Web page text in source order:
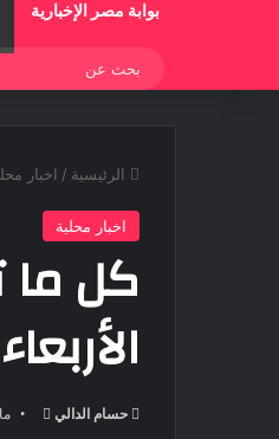
بوابة مصر الإخبارية
الرئيسية / اخبار
اخبار محلية
كل ما
الأربعاء 27
حسام الدالي
أرسل مايو